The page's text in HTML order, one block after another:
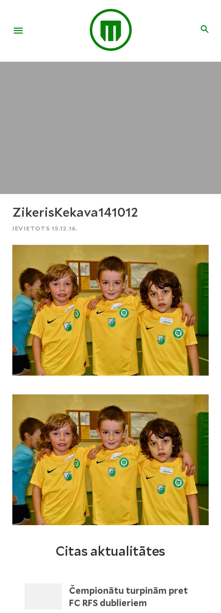
ZikerisKekava141012
IEVIETOTS 15.12.16.
Citas aktualitātes
Čempionātu turpinām pret
FC RFS dublieriem